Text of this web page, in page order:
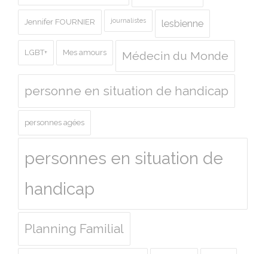
Jennifer FOURNIER journalistes lesbienne
LGBT+ Mes amours Médecin du Monde
personne en situation de handicap
personnes agées
personnes en situation de
handicap
Planning Familial